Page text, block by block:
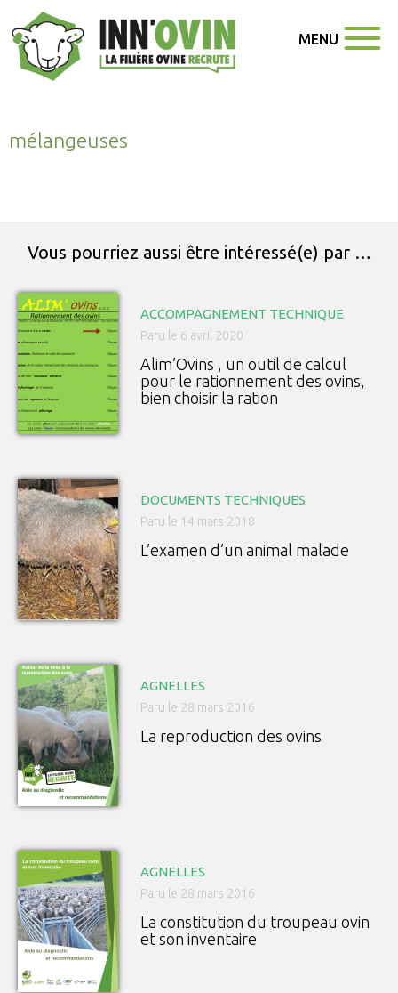
MENU
mélangeuses
Vous pourriez aussi être intéressé(e) par …
ACCOMPAGNEMENT TECHNIQUE
Paru le 6 avril 2020
Alim’Ovins , un outil de calcul
pour le rationnement des ovins,
bien choisir la ration
DOCUMENTS TECHNIQUES
Paru le 14 mars 2018
L’examen d’un animal malade
AGNELLES
Paru le 28 mars 2016
La reproduction des ovins
AGNELLES
Paru le 28 mars 2016
La constitution du troupeau ovin
et son inventaire